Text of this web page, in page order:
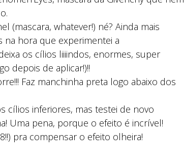
(mascara, whatever!) né? Ainda mais
na hora que experimentei a
os cílios liiiindos, enormes, super
depois de aplicar!)!!
Faz manchinha preta logo abaixo dos
cílios inferiores, mas testei de novo
Uma pena, porque o efeito é incrível!
pra compensar o efeito olheira!